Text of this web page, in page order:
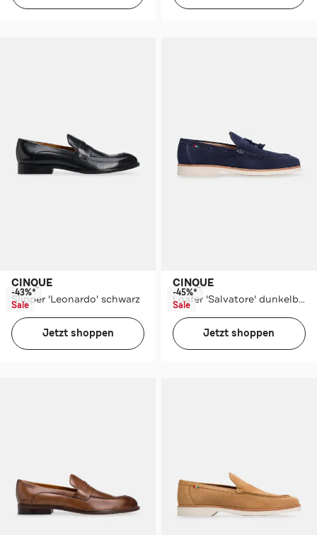
CINQUE
Slipper 'Leonardo' schwarz
-43%*
Sale
Jetzt shoppen
CINQUE
Loafer 'Salvatore' dunkelblau
-45%*
Sale
Jetzt shoppen